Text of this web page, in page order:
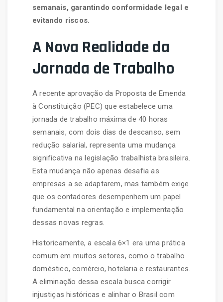
semanais, garantindo conformidade legal e
evitando riscos.
A Nova Realidade da
Jornada de Trabalho
A recente aprovação da Proposta de Emenda
à Constituição (PEC) que estabelece uma
jornada de trabalho máxima de 40 horas
semanais, com dois dias de descanso, sem
redução salarial, representa uma mudança
significativa na legislação trabalhista brasileira.
Esta mudança não apenas desafia as
empresas a se adaptarem, mas também exige
que os contadores desempenhem um papel
fundamental na orientação e implementação
dessas novas regras.
Historicamente, a escala 6×1 era uma prática
comum em muitos setores, como o trabalho
doméstico, comércio, hotelaria e restaurantes.
A eliminação dessa escala busca corrigir
injustiças históricas e alinhar o Brasil com